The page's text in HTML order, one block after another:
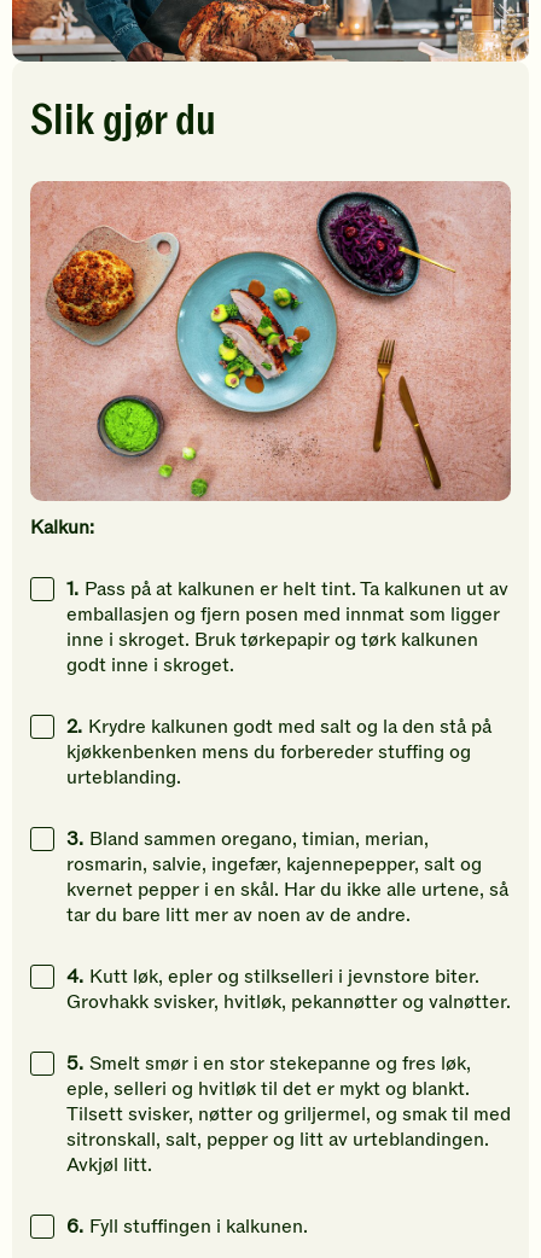
Slik gjør du
Kalkun:
1. Pass på at kalkunen er helt tint. Ta kalkunen ut av
emballasjen og fjern posen med innmat som ligger
inne i skroget. Bruk tørkepapir og tørk kalkunen
godt inne i skroget.
2. Krydre kalkunen godt med salt og la den stå på
kjøkkenbenken mens du forbereder stuffing og
urteblanding.
3. Bland sammen oregano, timian, merian,
rosmarin, salvie, ingefær, kajennepepper, salt og
kvernet pepper i en skål. Har du ikke alle urtene, så
tar du bare litt mer av noen av de andre.
4. Kutt løk, epler og stilkselleri i jevnstore biter.
Grovhakk svisker, hvitløk, pekannøtter og valnøtter.
5. Smelt smør i en stor stekepanne og fres løk,
eple, selleri og hvitløk til det er mykt og blankt.
Tilsett svisker, nøtter og griljermel, og smak til med
sitronskall, salt, pepper og litt av urteblandingen.
Avkjøl litt.
6. Fyll stuffingen i kalkunen.